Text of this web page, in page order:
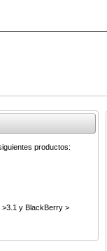
productos:
>3.1 y BlackBerry >